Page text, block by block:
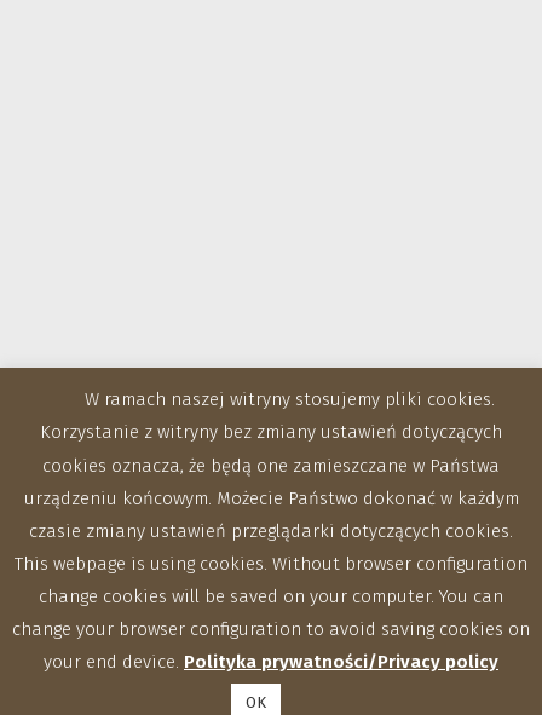
W ramach naszej witryny stosujemy pliki cookies.
Korzystanie z witryny bez zmiany ustawień dotyczących
cookies oznacza, że będą one zamieszczane w Państwa
urządzeniu końcowym. Możecie Państwo dokonać w każdym
czasie zmiany ustawień przeglądarki dotyczących cookies.
This webpage is using cookies. Without browser configuration
change cookies will be saved on your computer. You can
change your browser configuration to avoid saving cookies on
your end device. Polityka prywatności/Privacy policy
OK